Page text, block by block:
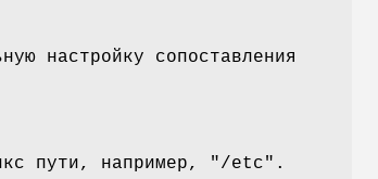
настройку сопоставления
пути, например, "/etc".